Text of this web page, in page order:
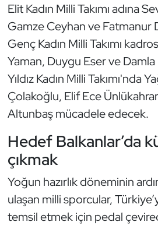
Elit Kadın Milli Takımı adına
Gamze Ceyhan ve Fatmanur
Genç Kadın Milli Takımı
Yaman, Duygu Eser ve
Yıldız Kadın Milli Takımı'nda
Çolakoğlu, Elif Ece
Altunbaş mücadele edecek.
Hedef Balkanlar’da
çıkmak
Yoğun hazırlık döneminin
ulaşan milli sporcular,
temsil etmek için pedal
Hentbol
İşitme Engelli Sporcular
Judo ve Kuraş
Kano ve Rafting
Karate
Kempo